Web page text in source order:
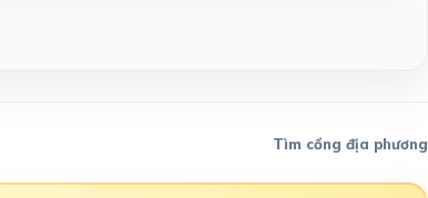
Tìm cổng địa phương